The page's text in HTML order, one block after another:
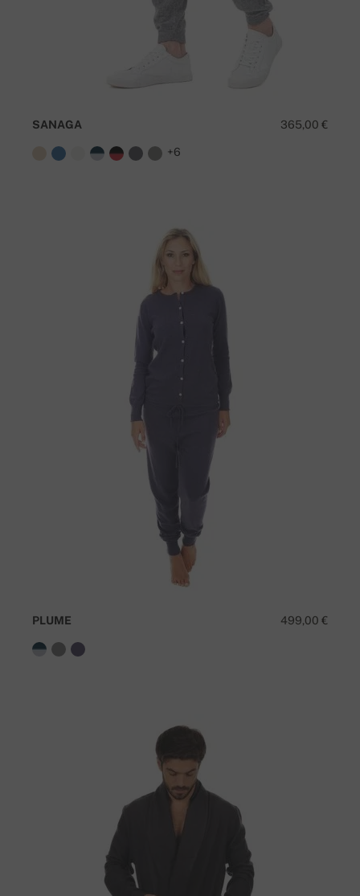
365,00 €
SANAGA
+6
499,00 €
PLUME